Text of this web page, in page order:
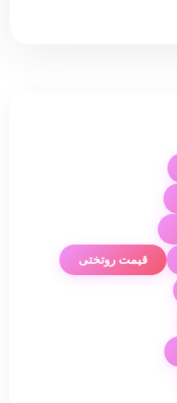
قیمت روتختی